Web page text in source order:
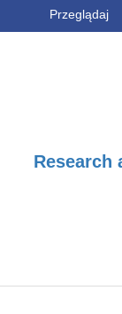
Przeglądaj
Research